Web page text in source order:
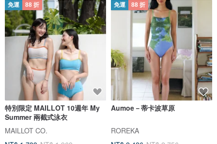
免運 88 折
特別限定 MAILLOT 10週年 My
Summer 兩截式泳衣
MAILLOT CO.
免運 88 折
Aumoe－蒂卡波草原
ROREKA